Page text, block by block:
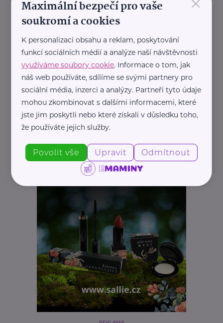
REKLAMA
Maximální bezpečí pro vaše
soukromí a cookies
K personalizaci obsahu a reklam, poskytování
funkcí sociálních médií a analýze naší návštěvnosti
využíváme soubory cookie. Informace o tom, jak
náš web používáte, sdílíme se svými partnery pro
sociální média, inzerci a analýzy. Partneři tyto údaje
mohou zkombinovat s dalšími informacemi, které
jste jim poskytli nebo které získali v důsledku toho,
že používáte jejich služby.
Povolit vše Upravit Odmítnout